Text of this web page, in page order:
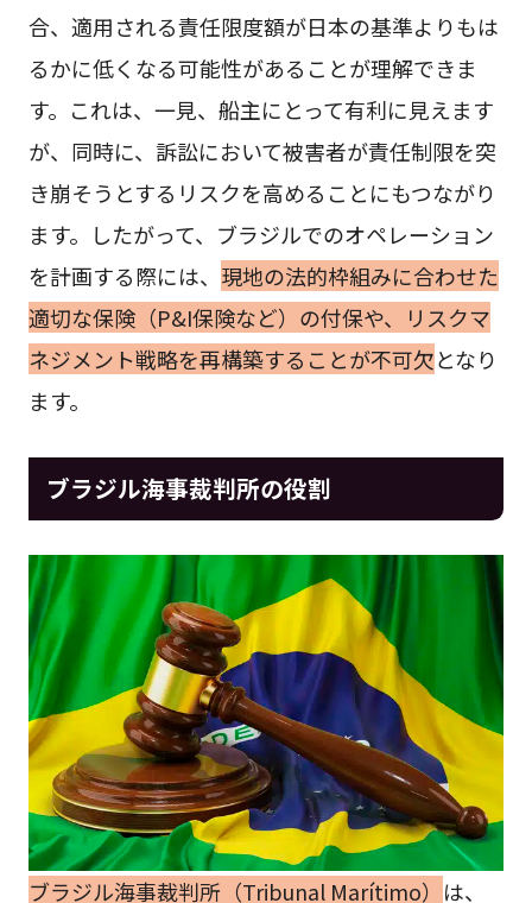
合、適用される責任限度額が日本の基準よりもは
るかに低くなる可能性があることが理解できま
す。これは、一見、船主にとって有利に見えます
が、同時に、訴訟において被害者が責任制限を突
き崩そうとするリスクを高めることにもつながり
ます。したがって、ブラジルでのオペレーション
を計画する際には、 現地の法的枠組みに合わせた
適切な保険（P&I保険など）の付保や、リスクマ
ネジメント戦略を再構築することが不可欠となり
ます。
ブラジル海事裁判所の役割
ブラジル海事裁判所（Tribunal Marítimo） は、